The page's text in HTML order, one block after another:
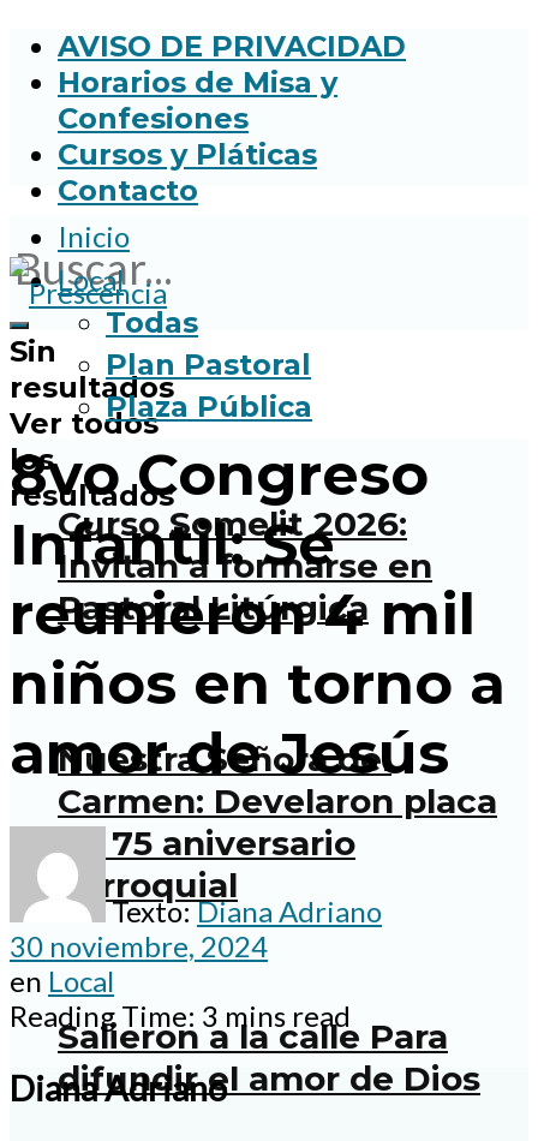
AVISO DE PRIVACIDAD
Horarios de Misa y
Confesiones
Cursos y Pláticas
Contacto
Sin
resultados
Ver todos
los
resultados
Inicio
Local
Todas
Plan Pastoral
Plaza Pública
Curso Somelit 2026:
Invitan a formarse en
Pastoral Litúrgica
Nuestra Señora del
Carmen: Develaron placa
de 75 aniversario
parroquial
Salieron a la calle Para
difundir el amor de Dios
8vo Congreso
Infantil: Se
reunieron 4 mil
niños en torno a
amor de Jesús
Texto:Diana Adriano
30 noviembre, 2024
en Local
Reading Time: 3 mins read
Diana Adriano